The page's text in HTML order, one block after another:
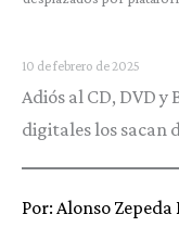
10 de febrero de 2025
Adiós al CD, DVD
digitales los sacan
Por: Alonso